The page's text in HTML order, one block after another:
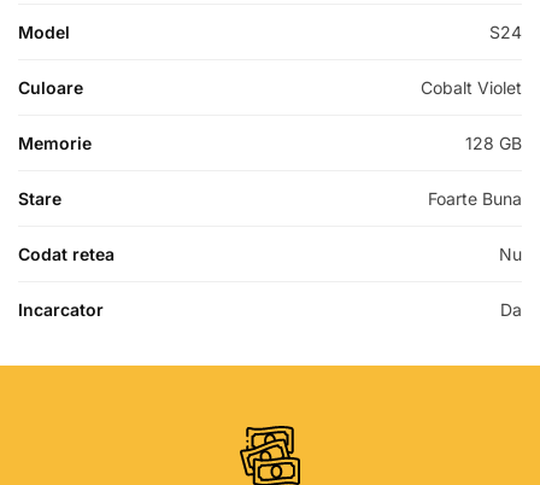
Model S24
Culoare Cobalt Violet
Memorie 128 GB
Stare Foarte Buna
Codat retea Nu
Incarcator Da